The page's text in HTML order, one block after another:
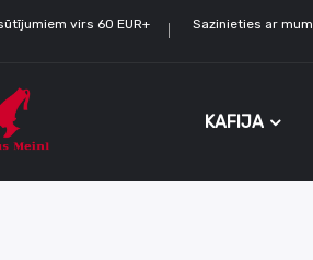
virs 60 EUR+ Sazinieties ar
KAFIJA